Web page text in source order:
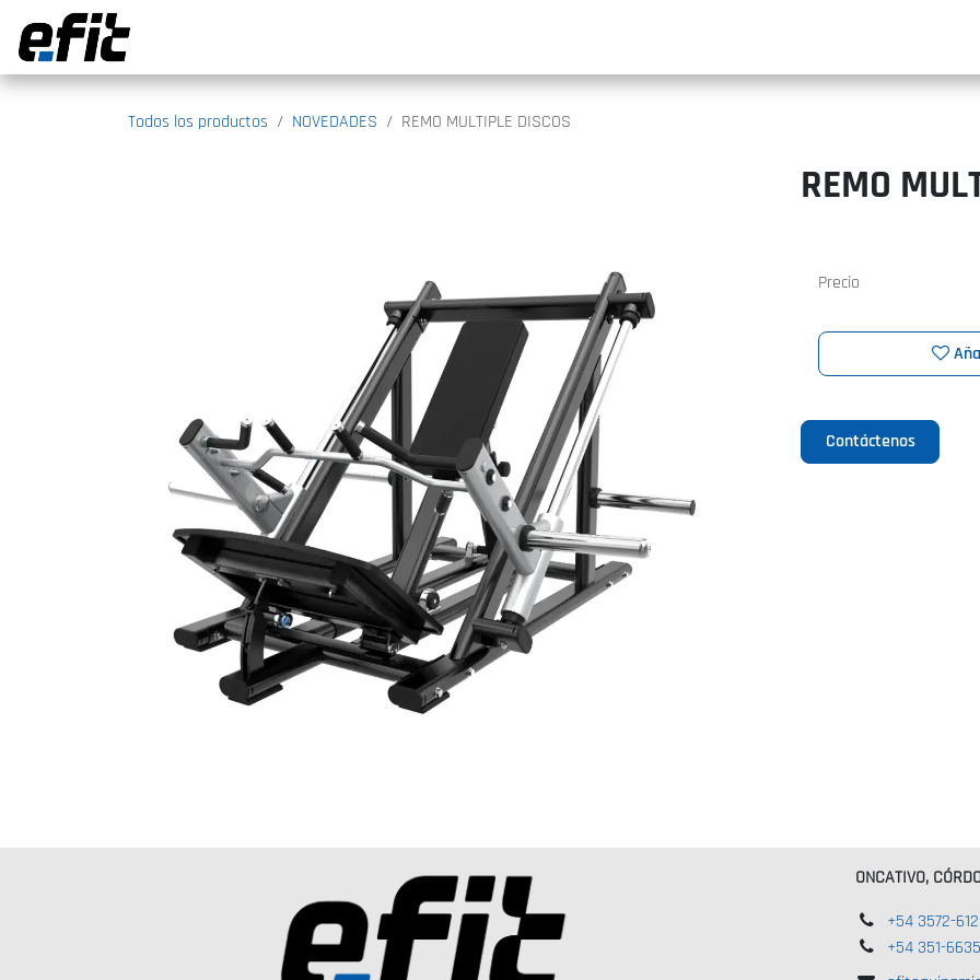
Ir al contenido
Todos los productos NOVEDADES REMO MULTIPLE DISCOS
REMO
Precio
Contáctenos
ONCATIVO,
+54 3572-
+54 351-